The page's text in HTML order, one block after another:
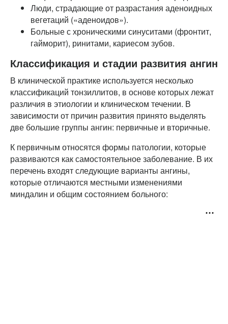
Люди, страдающие от разрастания аденоидных
вегетаций («аденоидов»).
Больные с хроническими синуситами (фронтит,
гайморит), ринитами, кариесом зубов.
Классификация и стадии развития ангин
В клинической практике используется несколько
классификаций тонзиллитов, в основе которых лежат
различия в этиологии и клиническом течении. В
зависимости от причин развития принято выделять
две большие группы ангин: первичные и вторичные.
К первичным относятся формы патологии, которые
развиваются как самостоятельное заболевание. В их
перечень входят следующие варианты ангины,
которые отличаются местными изменениями
миндалин и общим состоянием больного: